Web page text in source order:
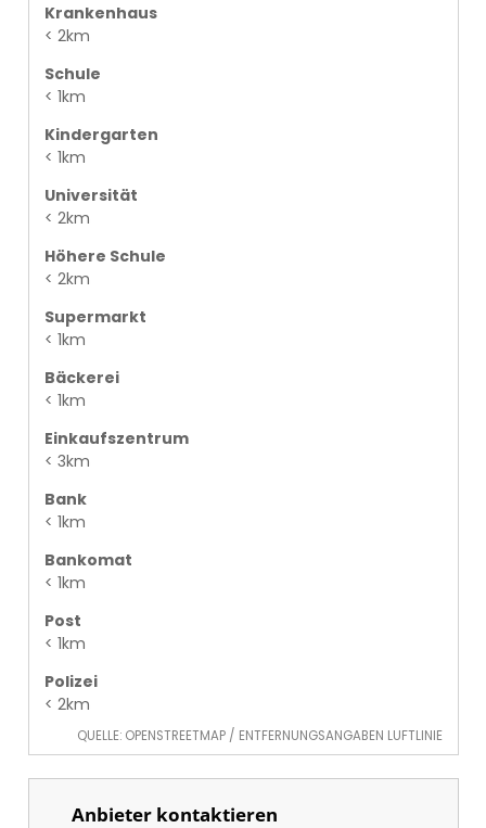
Krankenhaus
< 2km
Schule
< 1km
Kindergarten
< 1km
Universität
< 2km
Höhere Schule
< 2km
Supermarkt
< 1km
Bäckerei
< 1km
Einkaufszentrum
< 3km
Bank
< 1km
Bankomat
< 1km
Post
< 1km
Polizei
< 2km
QUELLE: OPENSTREETMAP / ENTFERNUNGSANGABEN LUFTLINIE
Anbieter kontaktieren